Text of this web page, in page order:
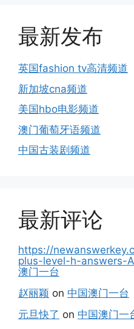
最新发布
英国fashion tv高清频道
新加坡cna频道
美国hbo电影频道
澳门葡萄牙语频道
中国古装剧频道
最新评论
https://
plus-level-h-answers-
澳门一台
赵丽颖 on 中国澳门一台
元旦快了 on 中国澳门一